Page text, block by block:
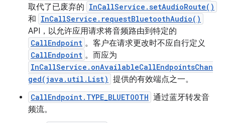
取代了已废弃的 InCallService.setAudioRoute()
和 InCallService.requestBluetoothAudio()
API，以允许应用请求将音频路由到特定的
CallEndpoint 。客户在请求更改时不应自行定义
CallEndpoint 。而应为
InCallService.onAvailableCallEndpointsChan
ged(java.util.List) 提供的有效端点之一。
CallEndpoint.TYPE_BLUETOOTH 通过蓝牙转发音
频流。